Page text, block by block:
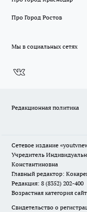
Про Город Ростов
Мы в социальных сетях
Редакционная политика
Сетевое издание
Учредитель
Константиновна
Главный редактор:
Редакция: 8 (8352) 202-400
Возрастная категория
Свидетельство о